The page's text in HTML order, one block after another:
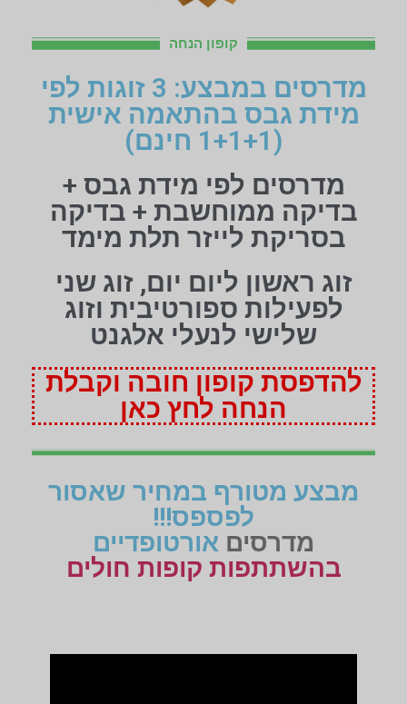
קופון הנחה
מדרסים במבצע: 3 זוגות לפי
מידת גבס בהתאמה אישית
(1+1+1 חינם)
מדרסים לפי מידת גבס +
בדיקה ממוחשבת + בדיקה
בסריקת לייזר תלת מימד
זוג ראשון ליום יום, זוג שני
לפעילות ספורטיבית וזוג
שלישי לנעלי אלגנט
להדפסת קופון חובה וקבלת
הנחה לחץ כאן
מבצע מטורף במחיר שאסור
לפספס!!!
מדרסים אורטופדיים
בהשתתפות קופות חולים